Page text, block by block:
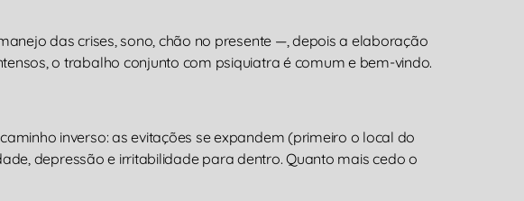
das crises, sono, chão no presente —, depois a elaboração
o trabalho conjunto com psiquiatra é comum e bem-vindo.
inverso: as evitações se expandem (primeiro o local do
depressão e irritabilidade para dentro. Quanto mais cedo o